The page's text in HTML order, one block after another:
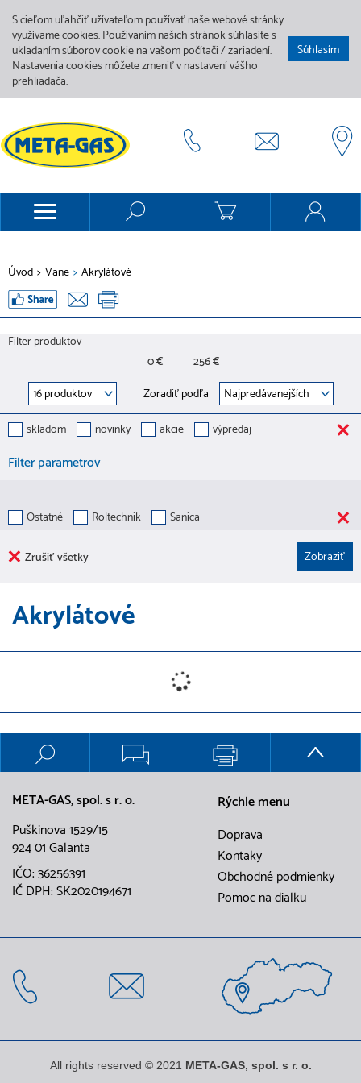
S cieľom uľahčiť užívateľom používať naše webové stránky
využívame cookies. Používaním našich stránok súhlasíte s
ukladaním súborov cookie na vašom počítači / zariadení.
Nastavenia cookies môžete zmeniť v nastavení vášho
prehliadača.
Súhlasím
Úvod > Vane > Akrylátové
Filter produktov
0 €
256 €
Zoradiť podľa
skladom
novinky akcie výpredaj
Filter parametrov
Ostatné Roltechnik Sanica
Zrušiť všetky
Akrylátové
META-GAS, spol. s r. o.
Puškinova 1529/15
924 01 Galanta
IČO: 36256391
IČ DPH: SK2020194671
Rýchle menu
Doprava
Kontaky
Obchodné podmienky
Pomoc na dialku
All rights reserved © 2021 META-GAS, spol. s r. o.